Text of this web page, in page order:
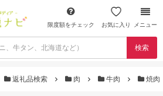
限度額をチェック お気に入り メニュー
検索
返礼品検索 肉 牛肉 焼肉